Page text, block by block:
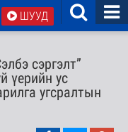
ШУУД
сэргэлт”
үерийн ус
угсралтын